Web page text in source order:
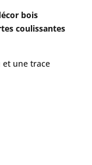
bois
coulissantes
et une trace